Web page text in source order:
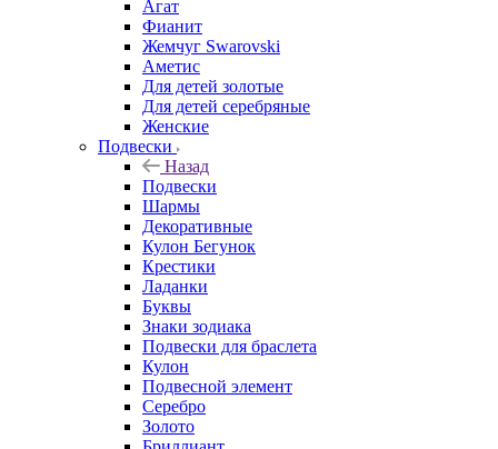
Агат
Фианит
Жемчуг Swarovski
Аметис
Для детей золотые
Для детей серебряные
Женские
Подвески
Назад
Подвески
Шармы
Декоративные
Кулон Бегунок
Крестики
Ладанки
Буквы
Знаки зодиака
Подвески для браслета
Кулон
Подвесной элемент
Серебро
Золото